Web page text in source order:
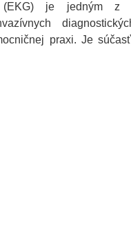
(EKG) je jedným z
praxi. Je